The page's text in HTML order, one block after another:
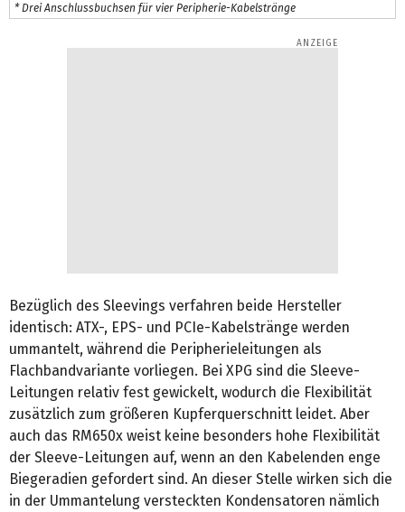
* Drei Anschlussbuchsen für vier Peripherie-Kabelstränge
Bezüglich des Sleevings verfahren beide Hersteller
identisch: ATX-, EPS- und PCIe-Kabelstränge werden
ummantelt, während die Peripherieleitungen als
Flachbandvariante vorliegen. Bei XPG sind die Sleeve-
Leitungen relativ fest gewickelt, wodurch die Flexibilität
zusätzlich zum größeren Kupferquerschnitt leidet. Aber
auch das RM650x weist keine besonders hohe Flexibilität
der Sleeve-Leitungen auf, wenn an den Kabelenden enge
Biegeradien gefordert sind. An dieser Stelle wirken sich die
in der Ummantelung versteckten Kondensatoren nämlich